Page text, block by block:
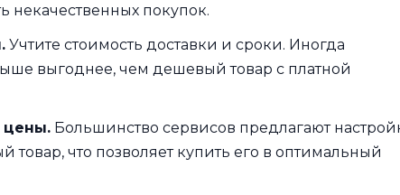
некачественных покупок.
Учтите стоимость доставки и сроки. Иногда
выгоднее, чем дешевый товар с платной
цены. Большинство сервисов предлагают
что позволяет купить его в оптимальный